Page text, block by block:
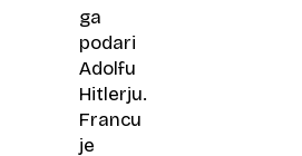
ga
podari
Adolfu
Hitlerju.
Francu
je